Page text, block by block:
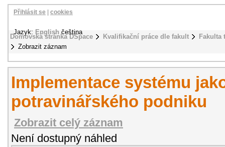
Domovská stránka DSpace Kvalifikační práce dle fakult
Fakulta
Zobrazit záznam
Přihlásit se cookies
Jazyk: English čeština
Implementace systému
potravinářského podniku
Zobrazit celý záznam
Není dostupný náhled